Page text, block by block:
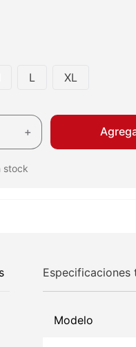
L XL
＋
stock
Especificaciones
Modelo